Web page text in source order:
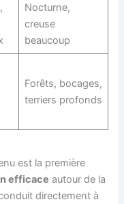
Nocturne,
creuse
beaucoup
Forêts, bocages,
terriers profonds
est la première
efficace autour de la
directement à